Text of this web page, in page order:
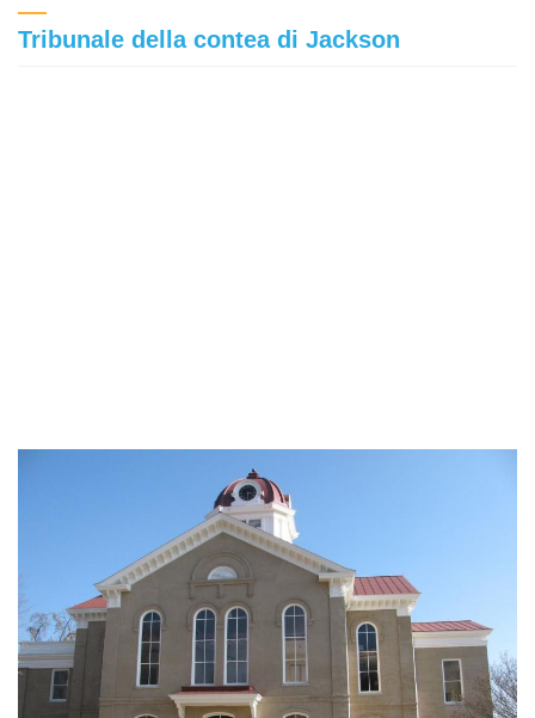
Tribunale della contea di Jackson